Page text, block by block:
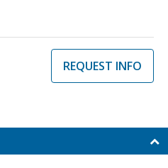
REQUEST INFO